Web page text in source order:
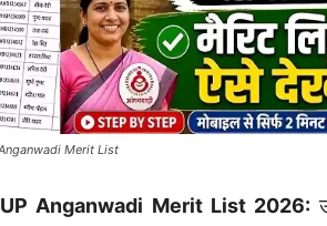
Merit List
UP Anganwadi Merit List 2026: